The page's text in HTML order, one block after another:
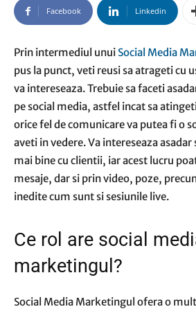
Facebook Linkedin
Prin intermediul unui Social Media
pus la punct, veti reusi sa atrageti cu
va intereseaza. Trebuie sa faceti
pe social media, astfel incat sa
orice fel de comunicare va putea fi o
aveti in vedere. Va intereseaza
mai bine cu clientii, iar acest lucru
mesaje, dar si prin video, poze,
inedite cum sunt si sesiunile live.
Ce rol are social
marketingul?
Social Media Marketingul ofera o